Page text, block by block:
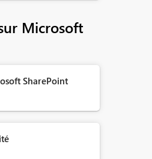
Microsoft
SharePoint